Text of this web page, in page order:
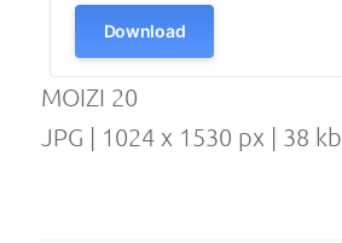
Download
MOIZI 20
JPG | 1024 x 1530 px | 38 kb